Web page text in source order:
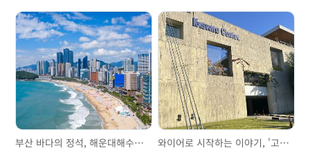
부산 바다의 정석, 해운대해수욕장 와이어로 시작하는 이야기, '고려제강기념관'을 걷다